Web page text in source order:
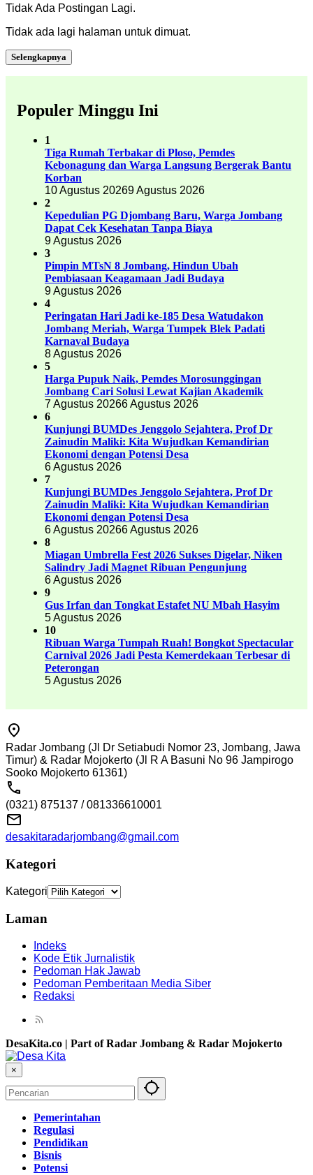
Tidak Ada Postingan Lagi.
Tidak ada lagi halaman untuk dimuat.
Selengkapnya
Populer Minggu Ini
1
Tiga Rumah Terbakar di Ploso, Pemdes
Kebonagung dan Warga Langsung Bergerak Bantu
Korban
10 Agustus 20269 Agustus 2026
2
Kepedulian PG Djombang Baru, Warga Jombang
Dapat Cek Kesehatan Tanpa Biaya
9 Agustus 2026
3
Pimpin MTsN 8 Jombang, Hindun Ubah
Pembiasaan Keagamaan Jadi Budaya
9 Agustus 2026
4
Peringatan Hari Jadi ke-185 Desa Watudakon
Jombang Meriah, Warga Tumpek Blek Padati
Karnaval Budaya
8 Agustus 2026
5
Harga Pupuk Naik, Pemdes Morosunggingan
Jombang Cari Solusi Lewat Kajian Akademik
7 Agustus 20266 Agustus 2026
6
Kunjungi BUMDes Jenggolo Sejahtera, Prof Dr
Zainudin Maliki: Kita Wujudkan Kemandirian
Ekonomi dengan Potensi Desa
6 Agustus 2026
7
Kunjungi BUMDes Jenggolo Sejahtera, Prof Dr
Zainudin Maliki: Kita Wujudkan Kemandirian
Ekonomi dengan Potensi Desa
6 Agustus 20266 Agustus 2026
8
Miagan Umbrella Fest 2026 Sukses Digelar, Niken
Salindry Jadi Magnet Ribuan Pengunjung
6 Agustus 2026
9
Gus Irfan dan Tongkat Estafet NU Mbah Hasyim
5 Agustus 2026
10
Ribuan Warga Tumpah Ruah! Bongkot Spectacular
Carnival 2026 Jadi Pesta Kemerdekaan Terbesar di
Peterongan
5 Agustus 2026
Radar Jombang (Jl Dr Setiabudi Nomor 23, Jombang, Jawa
Timur) & Radar Mojokerto (Jl R A Basuni No 96 Jampirogo
Sooko Mojokerto 61361)
(0321) 875137 / 081336610001
desakitaradarjombang@gmail.com
Kategori
Kategori
Laman
Indeks
Kode Etik Jurnalistik
Pedoman Hak Jawab
Pedoman Pemberitaan Media Siber
Redaksi
DesaKita.co | Part of Radar Jombang & Radar Mojokerto
×
Pemerintahan
Regulasi
Pendidikan
Bisnis
Potensi